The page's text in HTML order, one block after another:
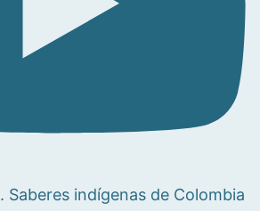
Saberes indígenas de Colombia